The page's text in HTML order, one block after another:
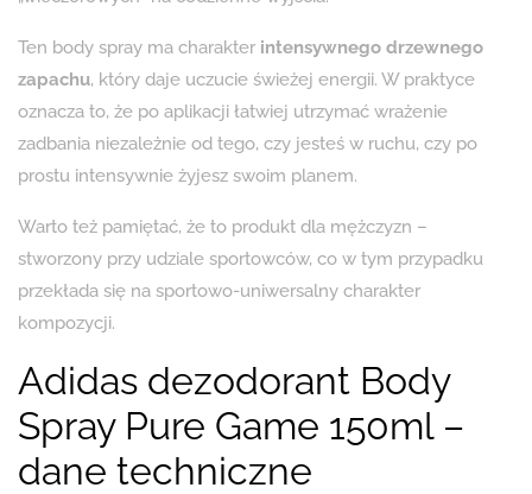
Ten body spray ma charakter intensywnego drzewnego
zapachu, który daje uczucie świeżej energii. W praktyce
oznacza to, że po aplikacji łatwiej utrzymać wrażenie
zadbania niezależnie od tego, czy jesteś w ruchu, czy po
prostu intensywnie żyjesz swoim planem.
Warto też pamiętać, że to produkt dla mężczyzn –
stworzony przy udziale sportowców, co w tym przypadku
przekłada się na sportowo-uniwersalny charakter
kompozycji.
Adidas dezodorant Body
Spray Pure Game 150ml –
dane techniczne